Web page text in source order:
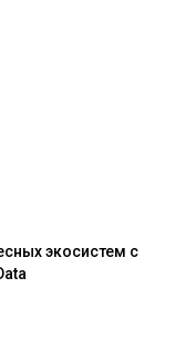
экосистем с